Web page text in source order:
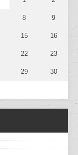
8 9
15 16
22 23
29 30